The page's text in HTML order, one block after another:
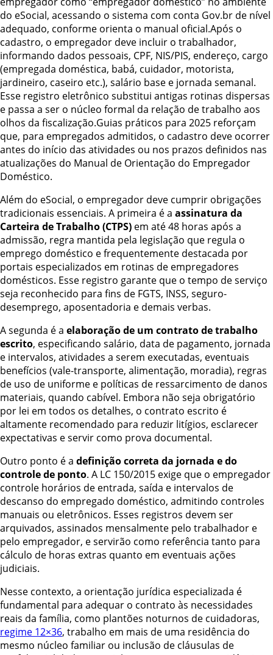
do eSocial, acessando o sistema com conta Gov.br de nível
adequado, conforme orienta o manual oficial.Após o
cadastro, o empregador deve incluir o trabalhador,
informando dados pessoais, CPF, NIS/PIS, endereço, cargo
(empregada doméstica, babá, cuidador, motorista,
jardineiro, caseiro etc.), salário base e jornada semanal.
Esse registro eletrônico substitui antigas rotinas dispersas
e passa a ser o núcleo formal da relação de trabalho aos
olhos da fiscalização.Guias práticos para 2025 reforçam
que, para empregados admitidos, o cadastro deve ocorrer
antes do início das atividades ou nos prazos definidos nas
atualizações do Manual de Orientação do Empregador
Doméstico.
Além do eSocial, o empregador deve cumprir obrigações
tradicionais essenciais. A primeira é a assinatura da
Carteira de Trabalho (CTPS) em até 48 horas após a
admissão, regra mantida pela legislação que regula o
emprego doméstico e frequentemente destacada por
portais especializados em rotinas de empregadores
domésticos. Esse registro garante que o tempo de serviço
seja reconhecido para fins de FGTS, INSS, seguro-
desemprego, aposentadoria e demais verbas.
A segunda é a elaboração de um contrato de trabalho
escrito, especificando salário, data de pagamento, jornada
e intervalos, atividades a serem executadas, eventuais
benefícios (vale-transporte, alimentação, moradia), regras
de uso de uniforme e políticas de ressarcimento de danos
materiais, quando cabível. Embora não seja obrigatório
por lei em todos os detalhes, o contrato escrito é
altamente recomendado para reduzir litígios, esclarecer
expectativas e servir como prova documental.
Outro ponto é a definição correta da jornada e do
controle de ponto. A LC 150/2015 exige que o empregador
controle horários de entrada, saída e intervalos de
descanso do empregado doméstico, admitindo controles
manuais ou eletrônicos. Esses registros devem ser
arquivados, assinados mensalmente pelo trabalhador e
pelo empregador, e servirão como referência tanto para
cálculo de horas extras quanto em eventuais ações
judiciais.
Nesse contexto, a orientação jurídica especializada é
fundamental para adequar o contrato às necessidades
reais da família, como plantões noturnos de cuidadoras,
regime 12×36, trabalho em mais de uma residência do
mesmo núcleo familiar ou inclusão de cláusulas de